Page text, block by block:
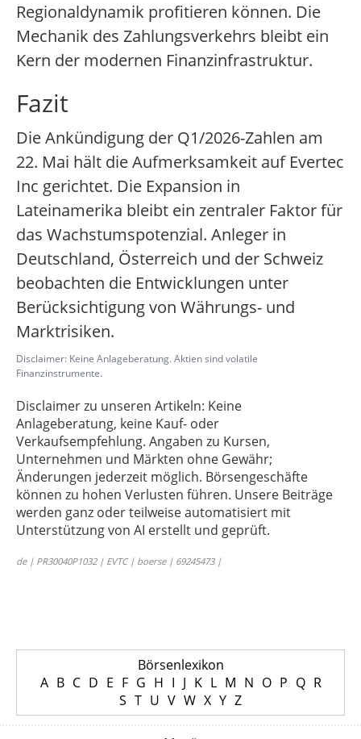
Regionaldynamik profitieren können. Die
Mechanik des Zahlungsverkehrs bleibt ein
Kern der modernen Finanzinfrastruktur.
Fazit
Die Ankündigung der Q1/2026-Zahlen am
22. Mai hält die Aufmerksamkeit auf Evertec
Inc gerichtet. Die Expansion in
Lateinamerika bleibt ein zentraler Faktor für
das Wachstumspotenzial. Anleger in
Deutschland, Österreich und der Schweiz
beobachten die Entwicklungen unter
Berücksichtigung von Währungs- und
Marktrisiken.
Disclaimer: Keine Anlageberatung. Aktien sind volatile
Finanzinstrumente.
Disclaimer zu unseren Artikeln: Keine
Anlageberatung, keine Kauf- oder
Verkaufsempfehlung. Angaben zu Kursen,
Unternehmen und Märkten ohne Gewähr;
Änderungen jederzeit möglich. Börsengeschäfte
können zu hohen Verlusten führen. Unsere Beiträge
werden ganz oder teilweise automatisiert mit
Unterstützung von AI erstellt und geprüft.
de | PR30040P1032 | EVTC | boerse | 69245473 |
Börsenlexikon
A B C D E F G H I J K L M N O P Q R
S T U V W X Y Z